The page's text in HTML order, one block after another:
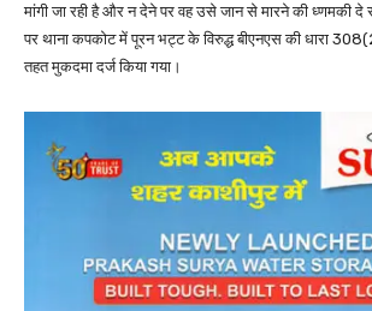
मांगी जा रही है और न देने पर वह उसे जान से मारने की ध्णमकी दे
पर थाना कपकोट में पूरन भट्ट के विरुद्ध बीएनएस की धारा
तहत मुकदमा दर्ज किया गया।